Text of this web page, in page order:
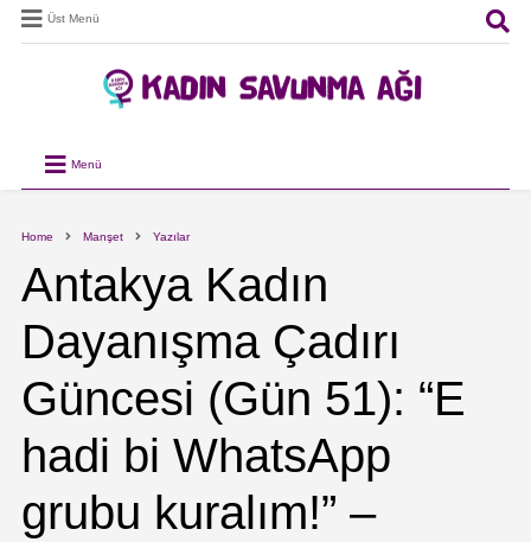
Üst Menü
Menü
Home Manşet Yazılar
Antakya Kadın
Dayanışma Çadırı
Güncesi (Gün 51): “E
hadi bi WhatsApp
grubu kuralım!” –